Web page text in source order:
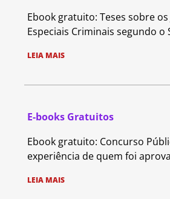
Ebook gratuito: Teses sobre os
Especiais Criminais segundo o
LEIA MAIS
E-books Gratuitos
Ebook gratuito: Concurso
experiência de quem foi
LEIA MAIS